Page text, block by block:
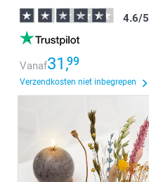
4.6/5
Vanaf31,99
Verzendkosten niet inbegrepen